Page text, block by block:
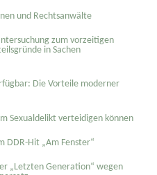
und Rechtsanwälte
zum vorzeitigen
in Sachen
Die Vorteile moderner
Sexual­delikt verteidigen können
DDR-Hit „Am Fenster“
„Letzten Generation“ wegen